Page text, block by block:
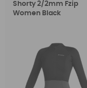
Shorty 2/2mm Fzip
Women Black